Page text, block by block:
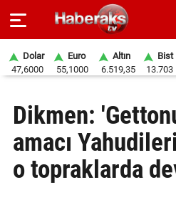
SPOR
YAŞAM
EKONOMİ
Dolar
47,6000
Euro
55,1000
Altın
6.519,35
Bist
13.703
Dikmen:
amacı
o topraklarda